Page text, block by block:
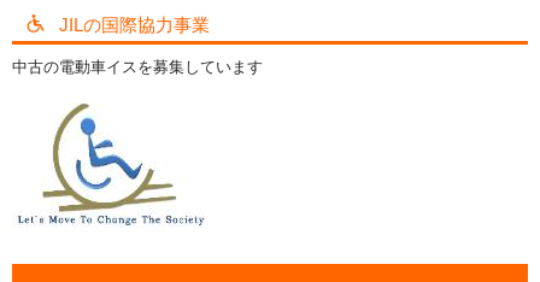
JILの国際協力事業
中古の電動車イスを募集しています